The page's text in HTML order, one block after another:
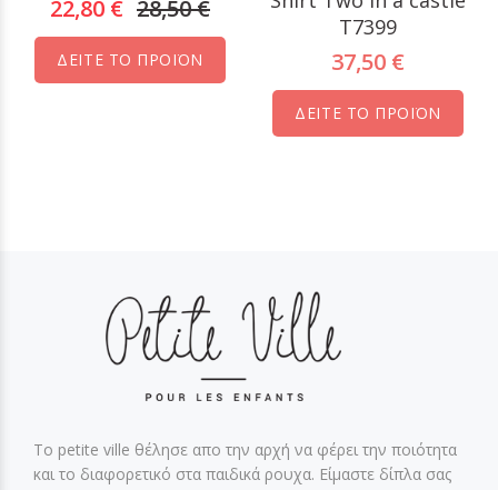
22,80 € 28,50 €
ΔΕΙΤΕ ΤΟ ΠΡΟΪΟΝ
T7399
37,50 €
ΔΕΙΤΕ ΤΟ ΠΡΟΪΟΝ
Το petite ville θέλησε απο την αρχή να φέρει την ποιότητα
και το διαφορετικό στα παιδικά ρουχα. Είμαστε δίπλα σας